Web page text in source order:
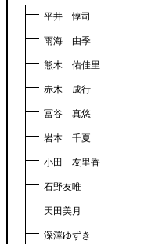
平井 惇司
雨海 由季
熊木 佑佳里
赤木 成行
冨谷 真悠
岩本 千夏
小田 友里香
石野友唯
天田美月
深澤ゆずき